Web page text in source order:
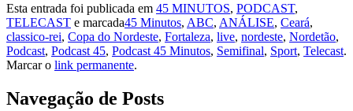
Esta entrada foi publicada em 45 MINUTOS, PODCAST,
TELECAST e marcada45 Minutos, ABC, ANÁLISE, Ceará,
classico-rei, Copa do Nordeste, Fortaleza, live, nordeste, Nordetão,
Podcast, Podcast 45, Podcast 45 Minutos, Semifinal, Sport, Telecast.
Marcar o link permanente.
Navegação de Posts